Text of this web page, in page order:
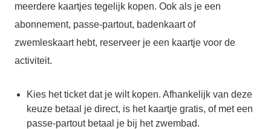
meerdere kaartjes tegelijk kopen. Ook als je een
abonnement, passe-partout, badenkaart of
zwemleskaart hebt, reserveer je een kaartje voor de
activiteit.
Kies het ticket dat je wilt kopen. Afhankelijk van deze
keuze betaal je direct, is het kaartje gratis, of met een
passe-partout betaal je bij het zwembad.